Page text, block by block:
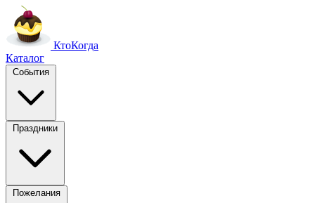
КтоКогда
Каталог
События
Праздники
Пожелания